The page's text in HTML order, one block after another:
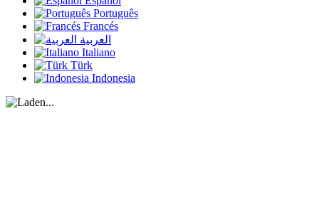
Português
Francés
العربية
Italiano
Türk
Indonesia